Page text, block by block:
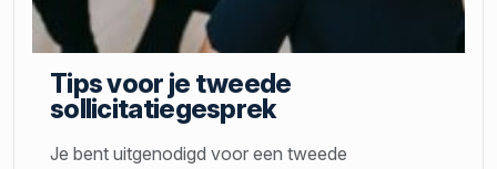
Tips voor je tweede
sollicitatiegesprek
Je bent uitgenodigd voor een tweede